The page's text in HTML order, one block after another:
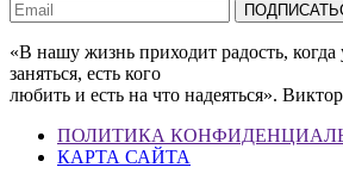
«В нашу жизнь приходит радость, когда
заняться, есть кого
любить и есть на что надеяться».
ПОЛИТИКА
КАРТА САЙТА